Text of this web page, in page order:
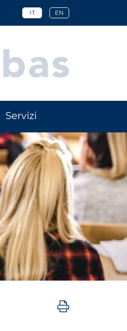
IT EN
Servizi